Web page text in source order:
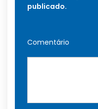
publicado.
Comentário